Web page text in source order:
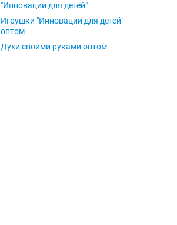
"Инновации для детей"
Игрушки "Инновации для детей"
оптом
Духи своими руками оптом